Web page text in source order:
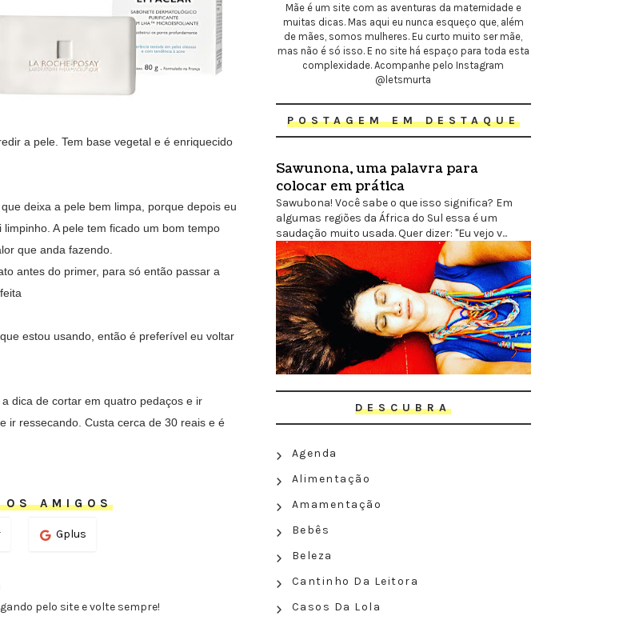
a pele. Tem base vegetal e é enriquecido
deixa a pele bem limpa, porque depois eu
A pele tem ficado um bom tempo
que anda fazendo.
antes do primer, para só então passar a
estou usando, então é preferível eu voltar
dica de cortar em quatro pedaços e ir
ir ressecando. Custa cerca de 30 reais e é
OS AMIGOS
Gplus
pelo site e volte sempre!
Mãe é um site com as aventuras da maternidade e
muitas dicas. Mas aqui eu nunca esqueço que, além
de mães, somos mulheres. Eu curto muito ser mãe,
mas não é só isso. E no site há espaço para toda esta
complexidade. Acompanhe pelo Instagram
@letsmurta
POSTAGEM EM DESTAQUE
Sawunona, uma palavra para
colocar em prática
Sawubona! Você sabe o que isso significa? Em
algumas regiões da África do Sul essa é um
saudação muito usada. Quer dizer: "Eu vejo v...
DESCUBRA
Agenda
Alimentação
Amamentação
Bebês
Beleza
Cantinho Da Leitora
Casos Da Lola